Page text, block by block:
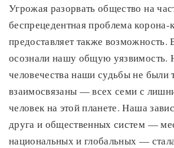
Угрожая разорвать общество на
беспрецедентная проблема корона-
предоставляет также возможность.
осознали нашу общую уязвимость.
человечества наши судьбы не были
взаимосвязаны — всех семи с
человек на этой планете. Наша
друга и общественных систем —
национальных и глобальных —